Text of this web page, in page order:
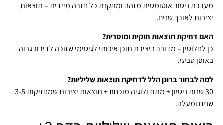
מערכת ניטור אוטומטית מזהה ומתקנת כל חזרה מיידית – תוצאות
יציבות לאורך שנים.
האם דחיקת תוצאות חוקית ומוסרית?
כן לחלוטין – מדובר ביצירת תוכן איכותי לגיטימי שזוכה לדירוג גבוה
באופן טבעי.
למה לבחור ברונן הלל לדחיקת תוצאות שליליות?
30 שנות ניסיון + מתודולוגיה מוכחת + תוצאות יציבות שמחזיקות 3-5
שנים ומעלה.